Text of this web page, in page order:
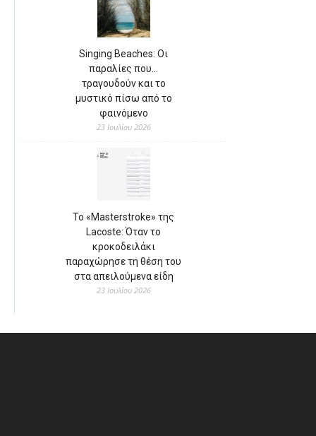
Singing Beaches: Οι
παραλίες που…
τραγουδούν και το
μυστικό πίσω από το
φαινόμενο
23 Ιουλίου 2026
Το «Masterstroke» της
Lacoste: Όταν το
κροκοδειλάκι
παραχώρησε τη θέση του
στα απειλούμενα είδη
23 Ιουλίου 2026